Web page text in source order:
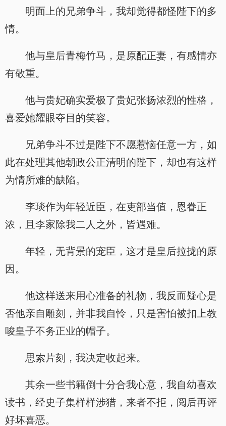
明面上的兄弟争斗，我却觉得都怪陛下的多
情。
他与皇后青梅竹马，是原配正妻，有感情亦
有敬重。
他与贵妃确实爱极了贵妃张扬浓烈的性格，
喜爱她耀眼夺目的笑容。
兄弟争斗不过是陛下不愿惹恼任意一方，如
此在处理其他朝政公正清明的陛下，却也有这样
为情所难的缺陷。
李琰作为年轻近臣，在吏部当值，恩眷正
浓，且李家除我二人之外，皆遇难。
年轻，无背景的宠臣，这才是皇后拉拢的原
因。
他这样送来用心准备的礼物，我反而疑心是
否他亲自雕刻，并非我自怜，只是害怕被扣上教
唆皇子不务正业的帽子。
思索片刻，我决定收起来。
其余一些书籍倒十分合我心意，我自幼喜欢
读书，经史子集样样涉猎，来者不拒，阅后再评
好坏喜恶。